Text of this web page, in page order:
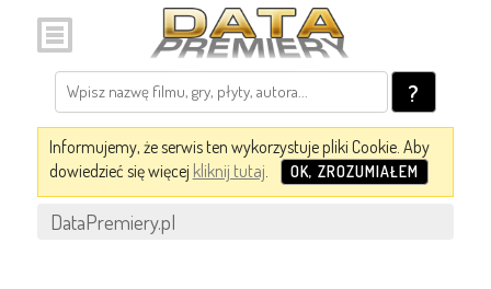
?
Informujemy, że serwis ten wykorzystuje pliki Cookie. Aby
dowiedzieć się więcej kliknij tutaj. OK, ZROZUMIAŁEM
DataPremiery.pl